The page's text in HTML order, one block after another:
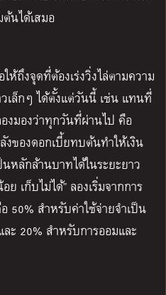
นได้เสมอ
ถึงจุดที่ต้องเร่งวิ่งไล่ตามความ
เล็กๆ ได้ตั้งแต่วันนี้ เช่น แทนที่
งมองว่าทุกวันที่ผ่านไป คือ
ของดอกเบี้ยทบต้นทำให้เงิน
หลักล้านบาทได้ในระยะยาว
เก็บไม่ได้” ลองเริ่มจากการ
50% สำหรับค่าใช้จ่ายจำเป็น
ะ 20% สำหรับการออมและ